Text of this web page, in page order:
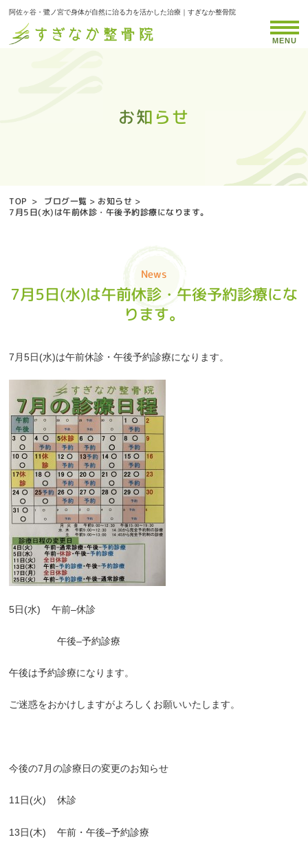
阿佐ヶ谷・鷺ノ宮で身体が自然に治る力を活かした治療｜すぎなか整骨院
お知らせ
お知らせ
お知らせ
お知らせ
お知らせ
お知らせ
お知らせ
お知らせ
お知らせ
お知らせ
お知らせ
お知らせ
お知らせ
お知らせ
お知らせ
お知らせ
お知らせ
お知らせ
お知らせ
お知らせ
お知らせ
お知らせ
お知らせ
お知らせ
お知らせ
お知らせ
お知らせ
お知らせ
お知らせ
お知らせ
お知らせ
お知らせ
お知らせ
お知らせ
お知らせ
MENU
TOP > ブログ一覧 > お知らせ >
7月5日(水)は午前休診・午後予約診療になります。
News
7月5日(水)は午前休診・午後予約診療にな
ります。
7 月5日(水)は午前休診・午後予約診療になります。
5日(水) 午前–休診
午後–予約診療
午後は予約診療になります。
ご迷惑をおかけしますがよろしくお願いいたします。
今後の7 月の診療日の変更のお知らせ
11日(火) 休診
13日(木) 午前・午後–予約診療